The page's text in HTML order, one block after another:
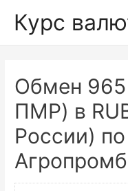
Курс
Обмен 965
ПМР) в
России)